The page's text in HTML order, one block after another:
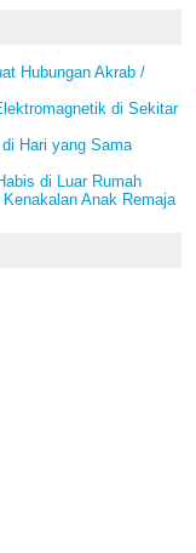
Hubungan Akrab /
di Sekitar
Hari yang Sama
di Luar Rumah
Anak Remaja